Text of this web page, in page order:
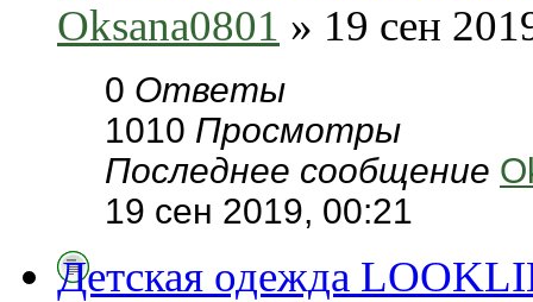
Oksana0801 » 19 сен
0 Ответы
1010 Просмотры
Последнее сообщение
19 сен 2019, 00:21
Детская одежда